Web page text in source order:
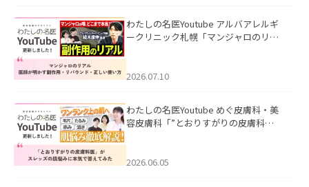
わたしの名医Youtube アルバアレルギ
ークリニック札幌「マンジャロのリア
た。
2026.07.10
わたしの名医Youtube めぐ皮膚科・美
容皮膚科「”とおりすがりの皮膚科
2026.06.05